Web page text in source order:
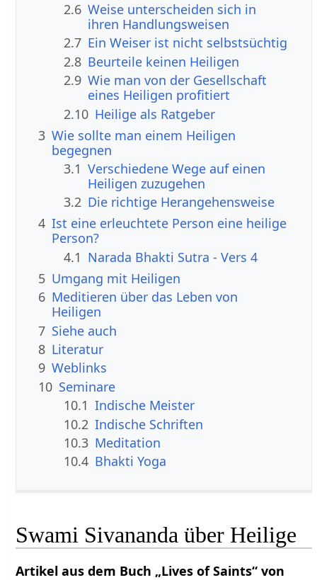
2.6 Weise unterscheiden sich in
ihren Handlungsweisen
2.7 Ein Weiser ist nicht selbstsüchtig
2.8 Beurteile keinen Heiligen
2.9 Wie man von der Gesellschaft
eines Heiligen profitiert
2.10 Heilige als Ratgeber
3 Wie sollte man einem Heiligen
begegnen
3.1 Verschiedene Wege auf einen
Heiligen zuzugehen
3.2 Die richtige Herangehensweise
4 Ist eine erleuchtete Person eine heilige
Person?
4.1 Narada Bhakti Sutra - Vers 4
5 Umgang mit Heiligen
6 Meditieren über das Leben von
Heiligen
7 Siehe auch
8 Literatur
9 Weblinks
10 Seminare
10.1 Indische Meister
10.2 Indische Schriften
10.3 Meditation
10.4 Bhakti Yoga
Swami Sivananda über Heilige
Artikel aus dem Buch „Lives of Saints“ von